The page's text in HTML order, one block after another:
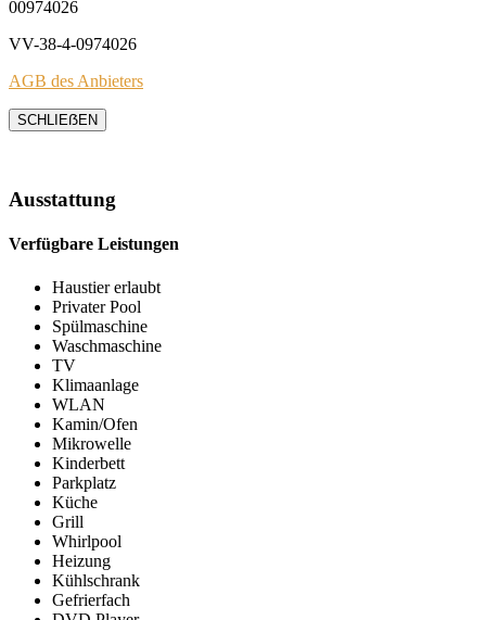
00974026
VV-38-4-0974026
AGB des Anbieters
SCHLIEẞEN
Ausstattung
Verfügbare Leistungen
Haustier erlaubt
Privater Pool
Spülmaschine
Waschmaschine
TV
Klimaanlage
WLAN
Kamin/Ofen
Mikrowelle
Kinderbett
Parkplatz
Küche
Grill
Whirlpool
Heizung
Kühlschrank
Gefrierfach